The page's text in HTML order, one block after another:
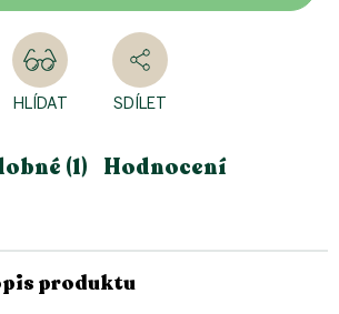
HLÍDAT SDÍLET
(1) Hodnocení
produktu